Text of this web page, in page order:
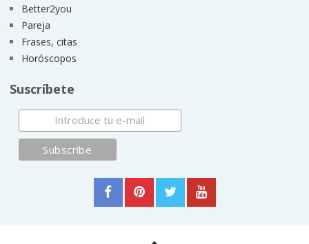
Better2you
Pareja
Frases, citas
Horóscopos
Suscríbete